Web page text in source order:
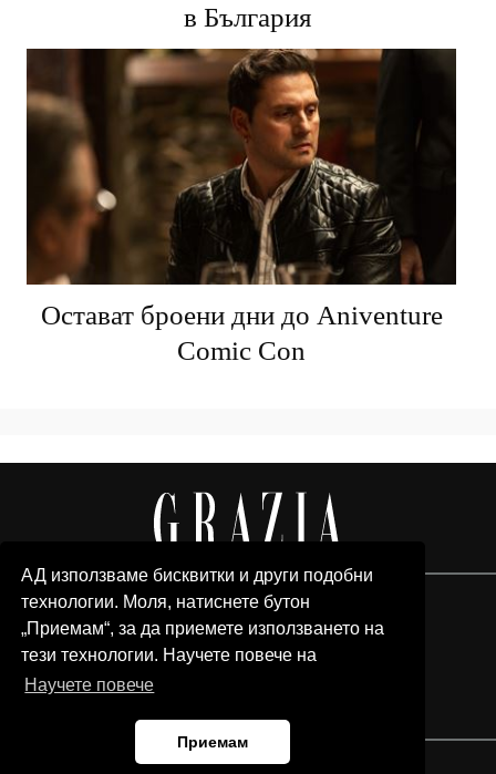
АД използваме бисквитки и други подобни
технологии. Моля, натиснете бутон
„Приемам“, за да приемете използването на
тези технологии. Научете повече на
Научете повече
Приемам
в България
Остават броени дни до Aniventure
Comic Con